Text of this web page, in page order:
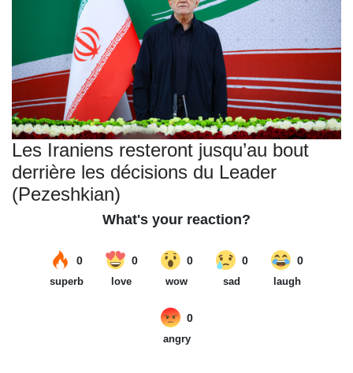
Les Iraniens resteront jusqu’au bout
derrière les décisions du Leader
(Pezeshkian)